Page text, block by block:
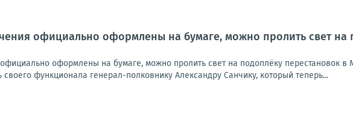
официально оформлены на бумаге, можно пролить свет на
оформлены на бумаге, можно пролить свет на подоплёку перестановок в
своего функционала генерал-полковнику Александру Санчику, который теперь...